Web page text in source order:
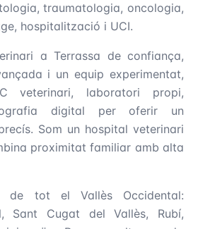
traumatologia, oncologia,
hospitalització i UCI.
a Terrassa de confiança,
i un equip experimentat,
veterinari, laboratori propi,
digital per oferir un
Som un hospital veterinari
proximitat familiar amb alta
de tot el Vallès Occidental:
Sant Cugat del Vallès, Rubí,